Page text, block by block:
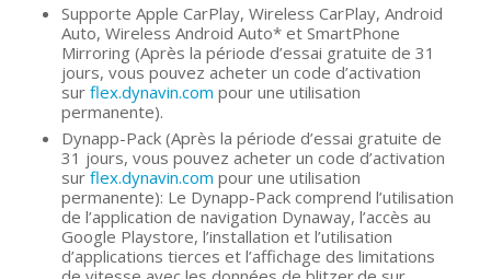
Supporte Apple CarPlay, Wireless CarPlay, Android
Auto, Wireless Android Auto* et SmartPhone
Mirroring (Après la période d’essai gratuite de 31
jours, vous pouvez acheter un code d’activation
sur flex.dynavin.com pour une utilisation
permanente).
Dynapp-Pack (Après la période d’essai gratuite de
31 jours, vous pouvez acheter un code d’activation
sur flex.dynavin.com pour une utilisation
permanente): Le Dynapp-Pack comprend l’utilisation
de l’application de navigation Dynaway, l’accès au
Google Playstore, l’installation et l’utilisation
d’applications tierces et l’affichage des limitations